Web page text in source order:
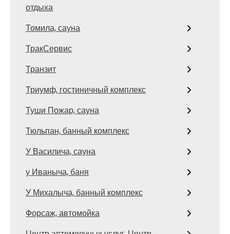
отдыха
Томила, сауна
ТракСервис
Транзит
Триумф, гостиничный комплекс
Туши Пожар, сауна
Тюльпан, банный комплекс
У Василича, сауна
у Иваныча, баня
У Михалыча, банный комплекс
Форсаж, автомойка